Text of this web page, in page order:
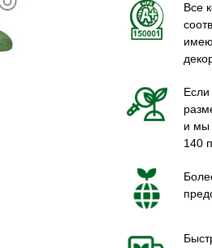
Все
и мы
140